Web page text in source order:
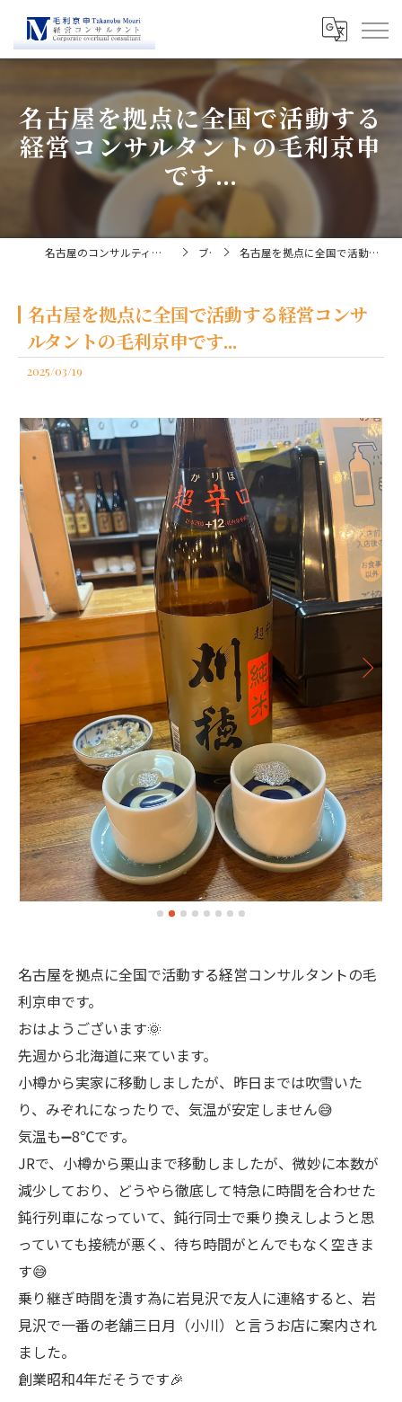
名古屋を拠点に全国で活動する
経営コンサルタントの毛利京申
です...
名古屋のコンサルティングなら経営コンサルタント毛利京申 ブログ 名古屋を拠点に全国で活動する経営コンサルタントの毛利京申です...
名古屋を拠点に全国で活動する経営コンサ
ルタントの毛利京申です...
2025/03/19
名古屋を拠点に全国で活動する経営コンサルタントの毛
利京申です。
おはようございます🌞
先週から北海道に来ています。
小樽から実家に移動しましたが、昨日までは吹雪いた
り、みぞれになったりで、気温が安定しません😅
気温も➖8℃です。
JRで、小樽から栗山まで移動しましたが、微妙に本数が
減少しており、どうやら徹底して特急に時間を合わせた
鈍行列車になっていて、鈍行同士で乗り換えしようと思
っていても接続が悪く、待ち時間がとんでもなく空きま
す😅
乗り継ぎ時間を潰す為に岩見沢で友人に連絡すると、岩
見沢で一番の老舗三日月（小川）と言うお店に案内され
ました。
創業昭和4年だそうです🎉